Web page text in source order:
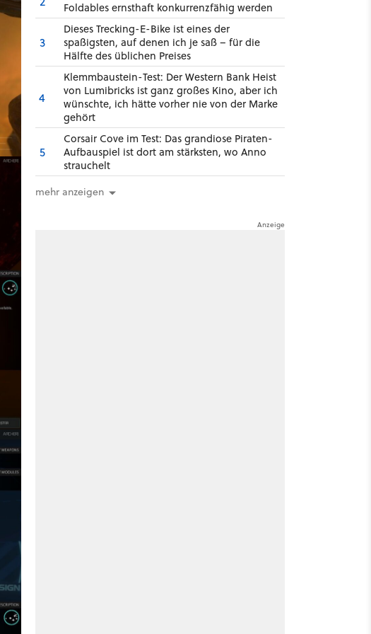
Foldables ernsthaft konkurrenzfähig werden
3
Dieses Trecking-E-Bike ist eines der
spaßigsten, auf denen ich je saß – für die
Hälfte des üblichen Preises
4
Klemmbaustein-Test: Der Western Bank Heist
von Lumibricks ist ganz großes Kino, aber ich
wünschte, ich hätte vorher nie von der Marke
gehört
5
Corsair Cove im Test: Das grandiose Piraten-
Aufbauspiel ist dort am stärksten, wo Anno
strauchelt
mehr anzeigen